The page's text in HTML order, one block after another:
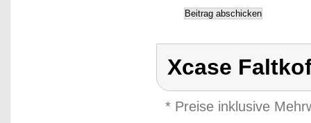
Xcase
* Preise inklusive